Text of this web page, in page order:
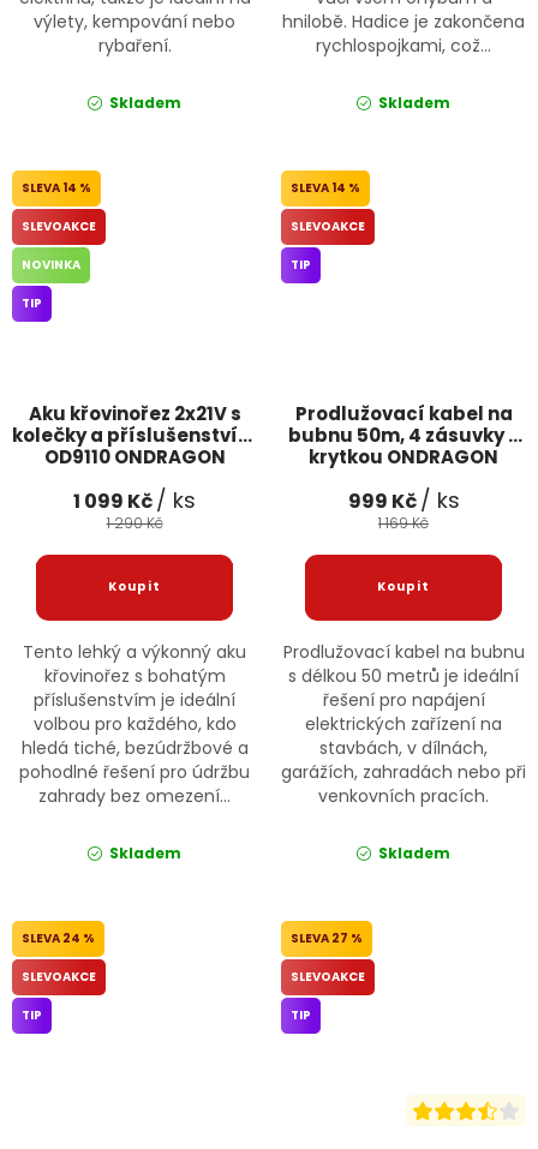
výlety, kempování nebo
rybaření.
Skladem
hnilobě. Hadice je zakončena
rychlospojkami, což...
Skladem
Aku křovinořez 2x21V s
kolečky a příslušenstvím
OD9110 ONDRAGON
14 %
SLEVOAKCE
NOVINKA
TIP
1 099 Kč/ ks
1 290 Kč
Tento lehký a výkonný aku
křovinořez s bohatým
příslušenstvím je ideální
volbou pro každého, kdo
hledá tiché, bezúdržbové a
pohodlné řešení pro údržbu
zahrady bez omezení...
Skladem
Prodlužovací kabel na
bubnu 50m, 4 zásuvky s
krytkou ONDRAGON
14 %
SLEVOAKCE
TIP
999 Kč/ ks
1 169 Kč
Prodlužovací kabel na bubnu
s délkou 50 metrů je ideální
řešení pro napájení
elektrických zařízení na
stavbách, v dílnách,
garážích, zahradách nebo při
venkovních pracích.
Skladem
24 %
SLEVOAKCE
TIP
27 %
SLEVOAKCE
TIP